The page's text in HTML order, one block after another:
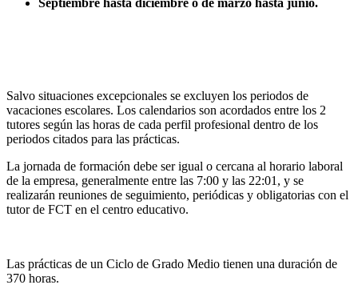
Septiembre hasta diciembre o de marzo hasta junio.
Salvo situaciones excepcionales se excluyen los periodos de
vacaciones escolares. Los calendarios son acordados entre los 2
tutores según las horas de cada perfil profesional dentro de los
periodos citados para las prácticas.
La jornada de formación debe ser igual o cercana al horario laboral
de la empresa, generalmente entre las 7:00 y las 22:01, y se
realizarán reuniones de seguimiento, periódicas y obligatorias con el
tutor de FCT en el centro educativo.
Las prácticas de un Ciclo de Grado Medio tienen una duración de
370 horas.